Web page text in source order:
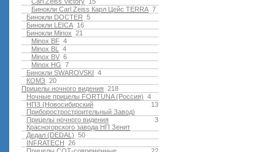
7
Бинокли Carl Zeiss Карл Цейс TERRA
5
Бинокли DOCTER
16
Бинокли LEICA
21
Бинокли Minox
4
Minox BF
4
Minox BL
6
Minox BV
7
Minox HG
4
Бинокли SWAROVSKI
20
КОМЗ
218
Прицелы ночного видения
4
Ночные прицелы FORTUNA (Россия)
13
НПЗ (Новосибирский
Приборостростроительный Завод)
3
Прицелы ночного видения
Красногорского завода НП Зенит
50
Дедал (DEDAL)
26
INFRATECH